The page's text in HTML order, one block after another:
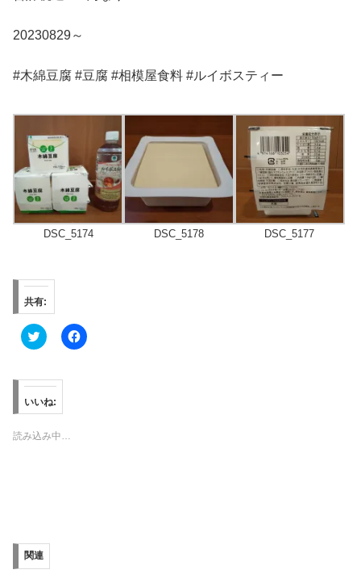
20230829～
#木綿豆腐 #豆腐 #相模屋食料 #ルイボスティー
DSC_5174 DSC_5178 DSC_5177
共有:
ク
リ
し
て
T
w
i
t
ウ
ィ
ン
F
a
いいね:
読み込み中…
関連